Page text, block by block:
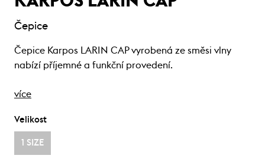
Čepice
Čepice Karpos LARIN CAP vyrobená ze směsi vlny
nabízí příjemné a funkční provedení.
více
Velikost
1 SIZE